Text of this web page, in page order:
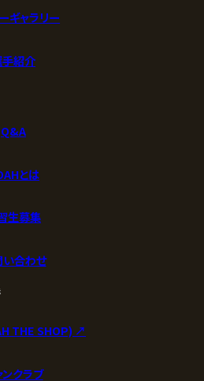
ギャラリー
紹介
Q&A
とは
生募集
い合わせ
THE SHOP) ↗︎
ンクラブ